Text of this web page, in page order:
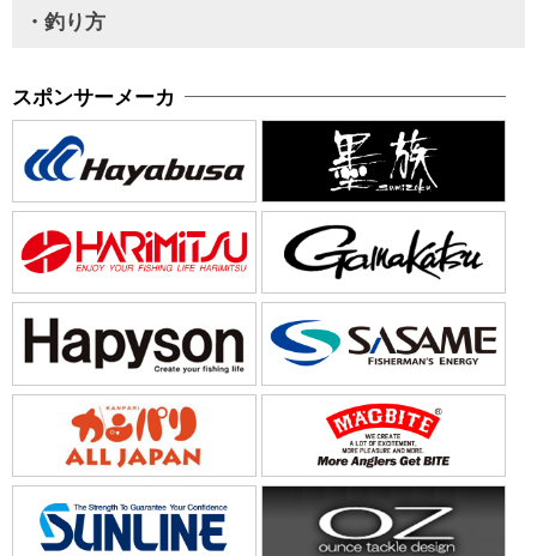
・釣り方
スポンサーメーカ